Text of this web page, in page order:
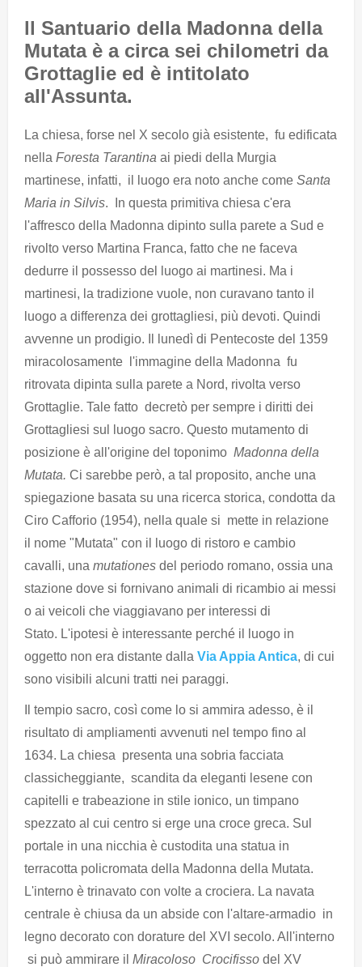
ll Santuario della Madonna della
Mutata è a circa sei chilometri da
Grottaglie ed è intitolato
all'Assunta.
La chiesa, forse nel X secolo già esistente, fu edificata
nella Foresta Tarantina ai piedi della Murgia
martinese, infatti, il luogo era noto anche come Santa
Maria in Silvis. In questa primitiva chiesa c'era
l'affresco della Madonna dipinto sulla parete a Sud e
rivolto verso Martina Franca, fatto che ne faceva
dedurre il possesso del luogo ai martinesi. Ma i
martinesi, la tradizione vuole, non curavano tanto il
luogo a differenza dei grottagliesi, più devoti. Quindi
avvenne un prodigio. Il lunedì di Pentecoste del 1359
miracolosamente l'immagine della Madonna fu
ritrovata dipinta sulla parete a Nord, rivolta verso
Grottaglie. Tale fatto decretò per sempre i diritti dei
Grottagliesi sul luogo sacro. Questo mutamento di
posizione è all'origine del toponimo Madonna della
Mutata. Ci sarebbe però, a tal proposito, anche una
spiegazione basata su una ricerca storica, condotta da
Ciro Cafforio (1954), nella quale si mette in relazione
il nome "Mutata" con il luogo di ristoro e cambio
cavalli, una mutationes del periodo romano, ossia una
stazione dove si fornivano animali di ricambio ai messi
o ai veicoli che viaggiavano per interessi di
Stato. L'ipotesi è interessante perché il luogo in
oggetto non era distante dalla Via Appia Antica, di cui
sono visibili alcuni tratti nei paraggi.
Il tempio sacro, così come lo si ammira adesso, è il
risultato di ampliamenti avvenuti nel tempo fino al
1634. La chiesa presenta una sobria facciata
classicheggiante, scandita da eleganti lesene con
capitelli e trabeazione in stile ionico, un timpano
spezzato al cui centro si erge una croce greca. Sul
portale in una nicchia è custodita una statua in
terracotta policromata della Madonna della Mutata.
L'interno è trinavato con volte a crociera. La navata
centrale è chiusa da un abside con l'altare-armadio in
legno decorato con dorature del XVI secolo. All'interno
si può ammirare il Miracoloso Crocifisso del XV